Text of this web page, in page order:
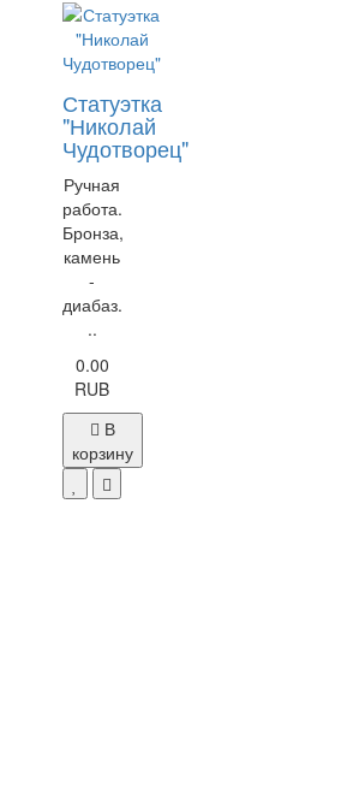
Статуэтка
"Николай
Чудотворец"
Ручная
работа.
Бронза,
камень
-
диабаз.
..
0.00
RUB
В
корзину